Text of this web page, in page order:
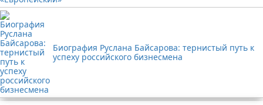
Биография Руслана Байсарова: тернистый путь к
успеху российского бизнесмена